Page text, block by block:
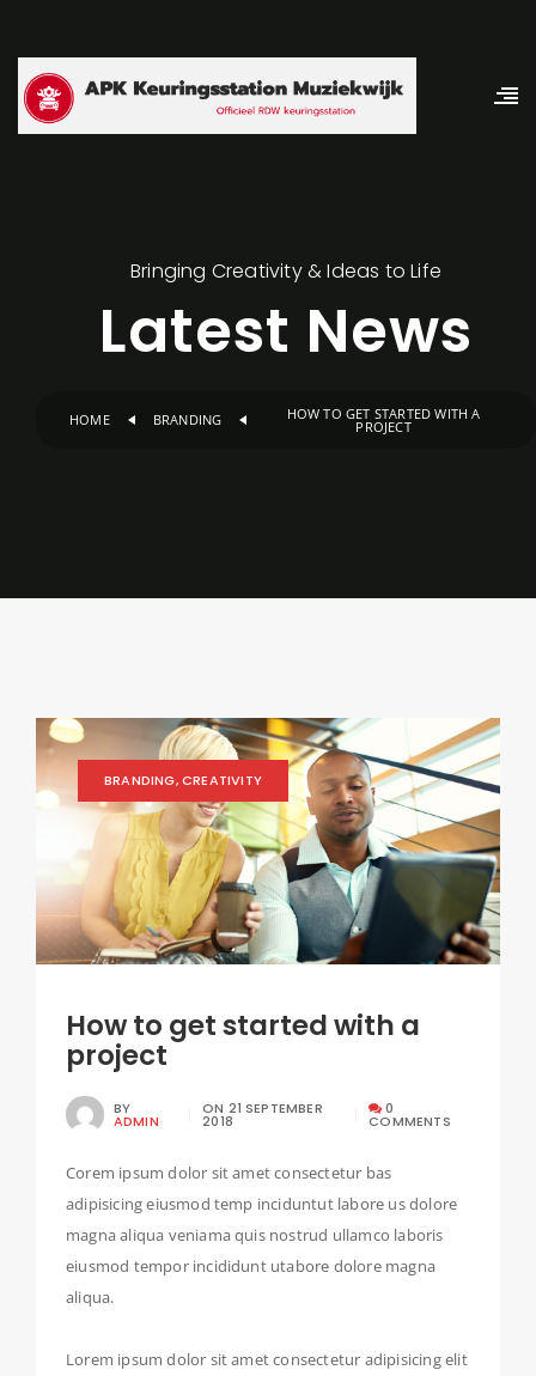
Bringing Creativity & Ideas to Life
Latest News
HOME BRANDING HOW TO GET STARTED WITH A
PROJECT
BRANDING,CREATIVITY
How to get started with a
project
BY
ADMIN
ON 21 SEPTEMBER
2018
0
COMMENTS
Corem ipsum dolor sit amet consectetur bas
adipisicing eiusmod temp inciduntut labore us dolore
magna aliqua veniama quis nostrud ullamco laboris
eiusmod tempor incididunt utabore dolore magna
aliqua.
Lorem ipsum dolor sit amet consectetur adipisicing elit